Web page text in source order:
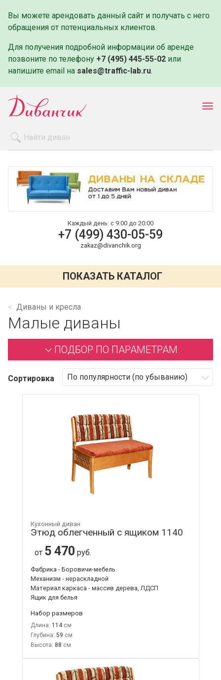
Вы можете арендовать данный сайт и получать с него
обращения от потенциальных клиентов.
Для получения подробной информации об аренде
позвоните по телефону +7 (495) 445-55-02 или
напишите email на sales@traffic-lab.ru.
Оплата и доставка
Контакты
Каждый день: с 9:00 до 20:00
+7 (499) 430-05-59
zakaz@divanchik.org
ПОКАЗАТЬ КАТАЛОГ
Диваны и кресла
Малые диваны
ПОДБОР ПО ПАРАМЕТРАМ
Сортировка
Кухонный диван
Этюд облегченный с ящиком 1140
от 5 470 руб.
Фабрика - Боровичи-мебель
Механизм - нераскладной
Материал каркаса - массив дерева, ЛДСП
Ящик для белья
Набор размеров
Длина: 114
Глубина: 59
Высота: 88